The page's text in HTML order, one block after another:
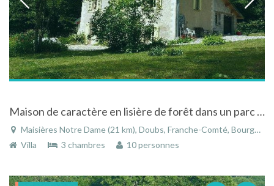
Maison de caractère en lisière de forêt dans un parc arboré à deux pas d'Ornans avec vue sur la Loue
Maisières Notre Dame (21 km), Doubs, Franche-Comté, Bourgogne-Franche-Comté, France
Villa
3 chambres 10 personnes